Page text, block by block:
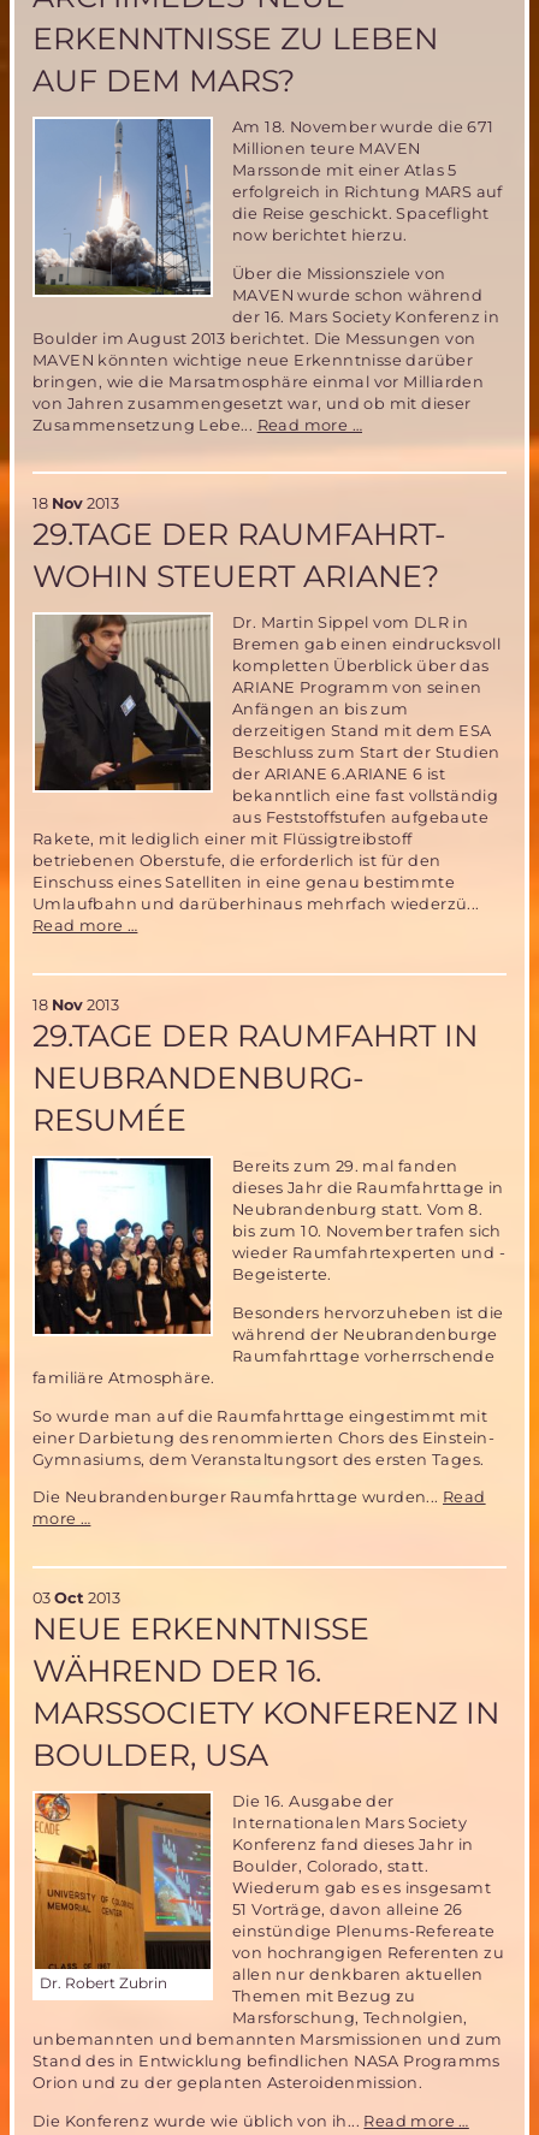
ERKENNTNISSE ZU LEBEN
AUF DEM MARS?
Am 18. November wurde die 671
Millionen teure MAVEN
Marssonde mit einer Atlas 5
erfolgreich in Richtung MARS auf
die Reise geschickt. Spaceflight
now berichtet hierzu.
Über die Missionsziele von
MAVEN wurde schon während
der 16. Mars Society Konferenz in
Boulder im August 2013 berichtet. Die Messungen von
MAVEN könnten wichtige neue Erkenntnisse darüber
bringen, wie die Marsatmosphäre einmal vor Milliarden
von Jahren zusammengesetzt war, und ob mit dieser
Zusammensetzung Lebe... Read more …
Erkenntnisse
Leben
dem
Mars?
18 Nov 2013
29.TAGE DER RAUMFAHRT-
WOHIN STEUERT ARIANE?
Dr. Martin Sippel vom DLR in
Bremen gab einen eindrucksvoll
kompletten Überblick über das
ARIANE Programm von seinen
Anfängen an bis zum
derzeitigen Stand mit dem ESA
Beschluss zum Start der Studien
der ARIANE 6.ARIANE 6 ist
bekanntlich eine fast vollständig
aus Feststoffstufen aufgebaute
Rakete, mit lediglich einer mit Flüssigtreibstoff
betriebenen Oberstufe, die erforderlich ist für den
Einschuss eines Satelliten in eine genau bestimmte
Umlaufbahn und darüberhinaus mehrfach wiederzü...
Read more …
ARIANE?
18 Nov 2013
29.TAGE DER RAUMFAHRT IN
NEUBRANDENBURG-
RESUMÉE
Bereits zum 29. mal fanden
dieses Jahr die Raumfahrttage in
Neubrandenburg statt. Vom 8.
bis zum 10. November trafen sich
wieder Raumfahrtexperten und -
Begeisterte.
Besonders hervorzuheben ist die
während der Neubrandenburge
Raumfahrttage vorherrschende
familiäre Atmosphäre.
So wurde man auf die Raumfahrttage eingestimmt mit
einer Darbietung des renommierten Chors des Einstein-
Gymnasiums, dem Veranstaltungsort des ersten Tages.
Die Neubrandenburger Raumfahrttage wurden... Read
more …
Neubrandenburg-
Resumée
03 Oct 2013
NEUE ERKENNTNISSE
WÄHREND DER 16.
MARSSOCIETY KONFERENZ IN
BOULDER, USA
Dr. Robert Zubrin
Die 16. Ausgabe der
Internationalen Mars Society
Konferenz fand dieses Jahr in
Boulder, Colorado, statt.
Wiederum gab es es insgesamt
51 Vorträge, davon alleine 26
einstündige Plenums-Refereate
von hochrangigen Referenten zu
allen nur denkbaren aktuellen
Themen mit Bezug zu
Marsforschung, Technolgien,
unbemannten und bemannten Marsmissionen und zum
Stand des in Entwicklung befindlichen NASA Programms
Orion und zu der geplanten Asteroidenmission.
Die Konferenz wurde wie üblich von ih... Read more …